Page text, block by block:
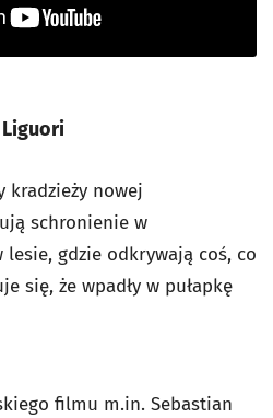
Liguori
kradzieży nowej
schronienie w
gdzie odkrywają coś, co
się, że wpadły w pułapkę
filmu m.in. Sebastian